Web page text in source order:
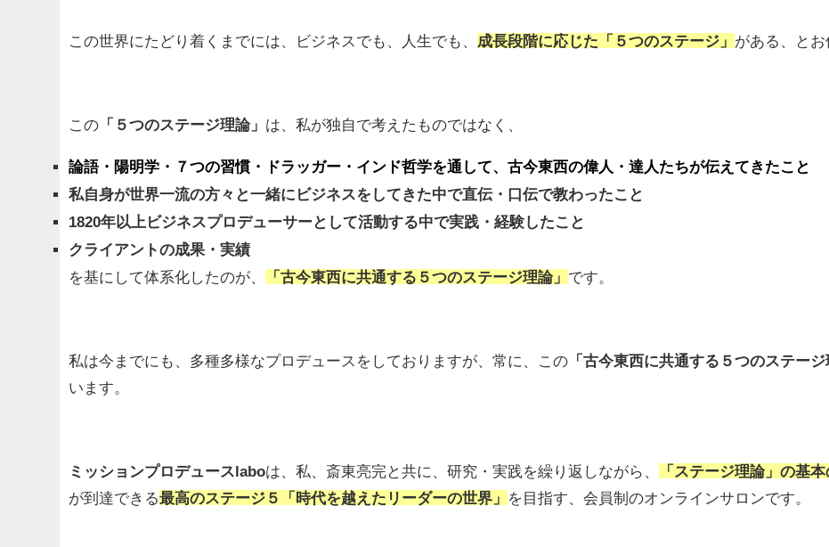
この世界にたどり着くまでには、 ビジネスでも、人生でも、 成長段階に応じた「５つのステージ」 がある、 とお
この 「５つのステージ理論」 は、私が独自で考えたものではなく、
論語・陽明学・７つの習慣・ドラッガー・インド哲学を通して、古今東西の偉人・達人たちが伝えてきたこと
私自身が世界一流の方々と一緒にビジネスをしてきた中で直伝・口伝で教わったこと
1820年以上ビジネスプロデューサーとして活動する中で実践・経験したこと
クライアントの成果・実績
を基にして体系化したのが、 「古今東西に共通する５つのステージ理論」 です。
私は今までにも、多種多様なプロデュースをしておりますが、常に、この 「古今東西に共通する５つのステージ
います。
ミッションプロデュースlaboは、私、斎東亮完と共に、研究・実践を繰り返しながら、 「ステージ理論」の基本
が到達できる最高のステージ５「時代を越えたリーダーの世界」 を目指す、会員制のオンラインサロンです。